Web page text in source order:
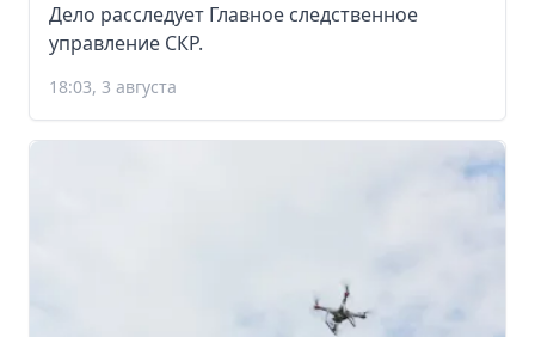
Дело расследует Главное следственное
управление СКР.
18:03, 3 августа